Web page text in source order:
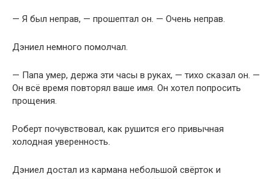
— Я был неправ, — прошептал он. — Очень неправ.
Дэниел немного помолчал.
— Папа умер, держа эти часы в руках, — тихо сказал он. —
Он всё время повторял ваше имя. Он хотел попросить
прощения.
Роберт почувствовал, как рушится его привычная
холодная уверенность.
Дэниел достал из кармана небольшой свёрток и